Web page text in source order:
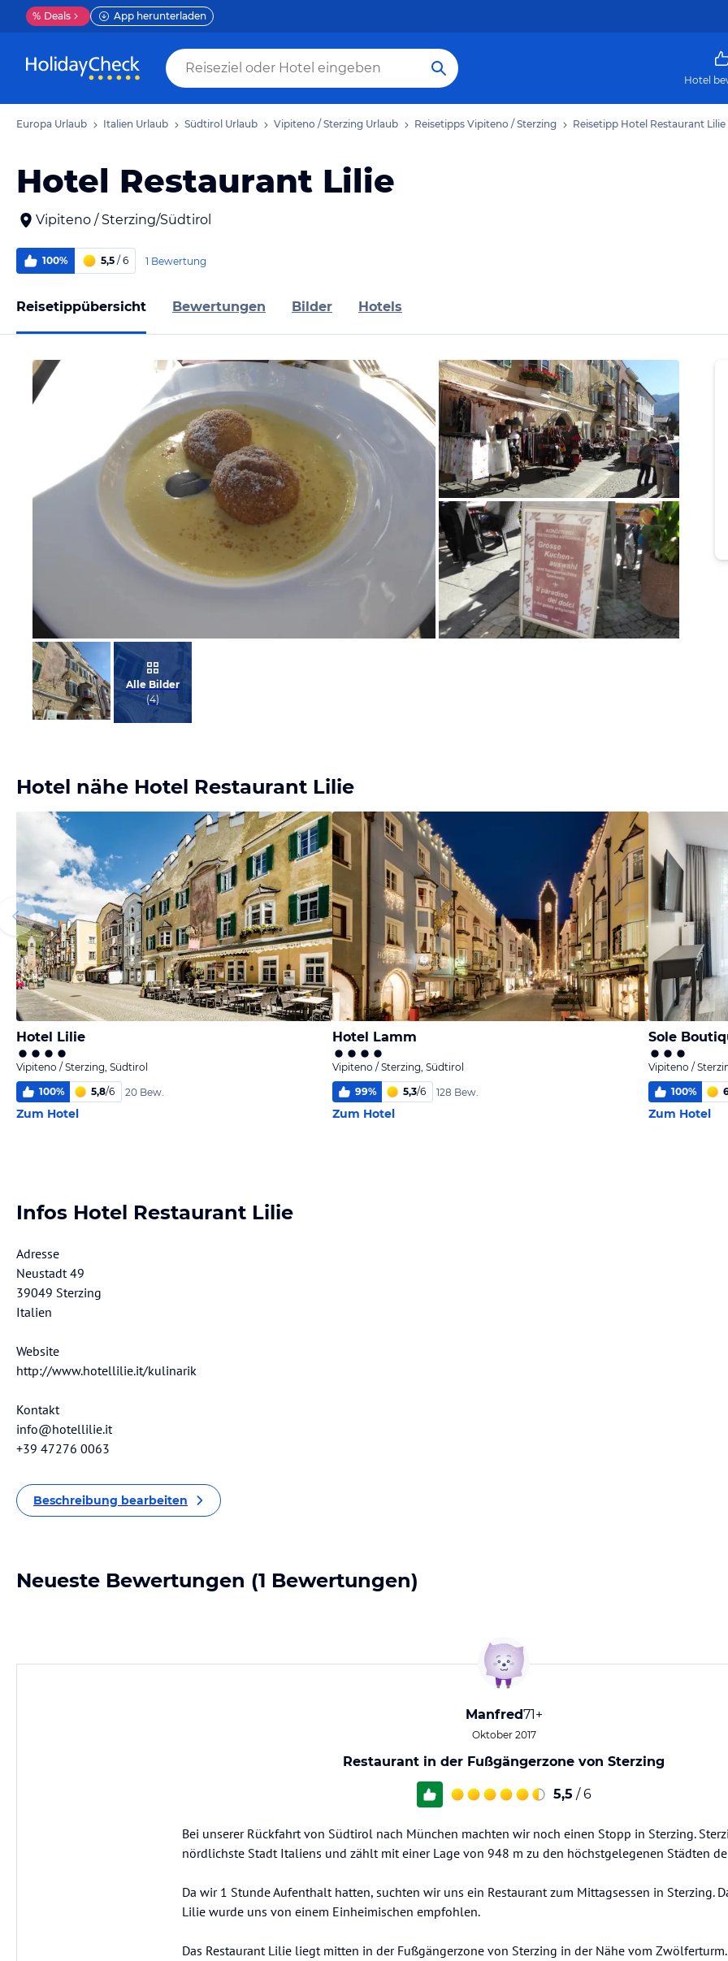
% Deals App herunterladen
Hotel
Europa Urlaub Italien Urlaub Südtirol Urlaub Vipiteno / Sterzing Urlaub Reisetipps Vipiteno / Sterzing Reisetipp Hotel Restaurant Lilie
Hotel Restaurant Lilie
Vipiteno / Sterzing/Südtirol
100% 5,5 / 6 1 Bewertung
Reisetippübersicht Bewertungen Bilder Hotels
Bild melden
von Manfred
Bild melden
von Manfred
Alle Bilder
(4)
Hotel nähe Hotel Restaurant Lilie
Hotel Lilie
Vipiteno / Sterzing, Südtirol
100% 5,8/6 20 Bew.
Zum Hotel
Hotel Lamm
Vipiteno / Sterzing, Südtirol
99% 5,3/6 128 Bew.
Zum Hotel
Sole
Vipiteno /
100%
Zum Hotel
Infos Hotel Restaurant Lilie
Adresse
Neustadt 49
39049 Sterzing
Italien
Website
http://www.hotellilie.it/kulinarik
Kontakt
info@hotellilie.it
+39 47276 0063
Beschreibung bearbeiten
Neueste Bewertungen (1 Bewertungen)
Manfred71+
Oktober 2017
Restaurant in der Fußgängerzone von Sterzing
5,5 / 6
Bei unserer Rückfahrt von Südtirol nach München machten wir noch einen Stopp in Sterzing.
nördlichste Stadt Italiens und zählt mit einer Lage von 948 m zu den höchstgelegenen Städten
Da wir 1 Stunde Aufenthalt hatten, suchten wir uns ein Restaurant zum Mittagsessen in Sterzing.
Lilie wurde uns von einem Einheimischen empfohlen.
Das Restaurant Lilie liegt mitten in der Fußgängerzone von Sterzing in der Nähe vom